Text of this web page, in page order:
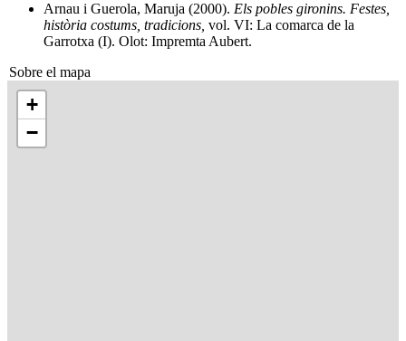
Arnau i Guerola, Maruja (2000). Els pobles gironins. Festes,
història costums, tradicions, vol. VI: La comarca de la
Garrotxa (I). Olot: Impremta Aubert.
Sobre el mapa
+
−